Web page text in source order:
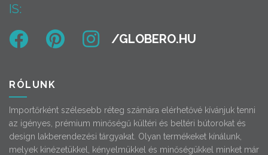
IS:
RÓLUNK
Importőrként szélesebb réteg számára elérhetővé kívánjuk tenni
az igényes, prémium minőségű kültéri és beltéri bútorokat és
design lakberendezési tárgyakat. Olyan termékeket kínálunk,
melyek kinézetükkel, kényelmükkel és minőségükkel minket már